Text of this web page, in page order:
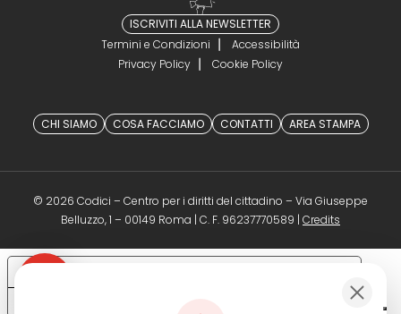
ISCRIVITI ALLA NEWSLETTER
Termini e Condizioni
Accessibilità
Privacy Policy
Cookie Policy
CHI SIAMO COSA FACCIAMO CONTATTI AREA STAMPA
© 2026 Codici – Centro per i diritti del cittadino – Via Giuseppe
Belluzzo, 1 – 00149 Roma | C. F. 96237770589 | Credits